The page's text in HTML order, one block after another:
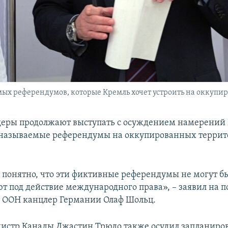
референдумов, которые Кремль хочет устроить на
продолжают выступать с осуждением намерений
референдумы на оккупированных
что эти фиктивные референдумы не могут
под действие международного права», – заявил на
ООН канцлер Германии Олаф Шольц.